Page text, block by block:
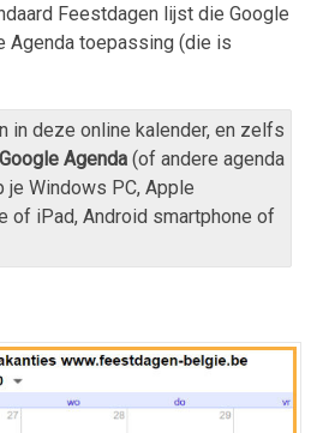
Feestdagen lijst die Google
Agenda toepassing (die is
in deze online kalender, en zelfs
Google Agenda (of andere agenda
Windows PC, Apple
of iPad, Android smartphone of